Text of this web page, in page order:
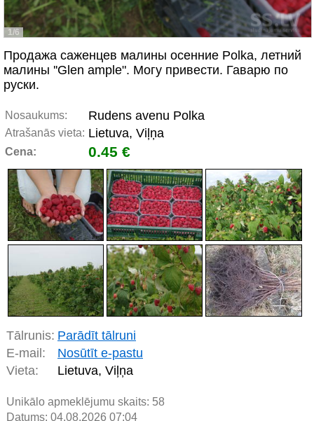
1/6
Продажа саженцев малины осенние Polka, летний
малины ''Glen ample". Могу привести. Гаварю по
руски.
Nosaukums: Rudens avenu Polka
Atrašanās vieta: Lietuva, Viļņa
Cena: 0.45 €
Tālrunis: Parādīt tālruni
E-mail:
Nosūtīt e-pastu
Vieta:
Lietuva, Viļņa
Unikālo apmeklējumu skaits: 58
Datums: 04.08.2026 07:04